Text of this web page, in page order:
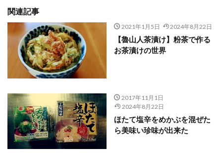
関連記事
2021年1月5日 2024年8月22日
【魯山人茶漬け】粉茶で作る
お茶漬けの世界
2017年11月1日
2024年8月22日
ほたて塩辛をめかぶを混ぜた
ら美味い珍味が出来た